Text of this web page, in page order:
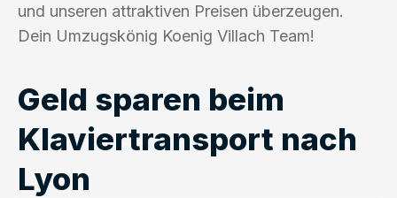
und unseren attraktiven Preisen überzeugen.
Dein Umzugskönig Koenig Villach Team!
Geld sparen beim
Klaviertransport nach
Lyon